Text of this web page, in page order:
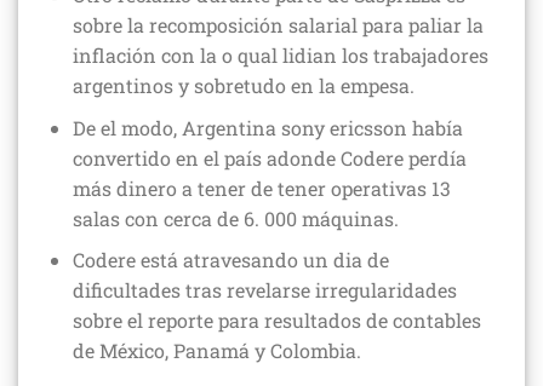
sobre la recomposición salarial para paliar la
inflación con la o qual lidian los trabajadores
argentinos y sobretudo en la empesa.
De el modo, Argentina sony ericsson había
convertido en el país adonde Codere perdía
más dinero a tener de tener operativas 13
salas con cerca de 6. 000 máquinas.
Codere está atravesando un dia de
dificultades tras revelarse irregularidades
sobre el reporte para resultados de contables
de México, Panamá y Colombia.